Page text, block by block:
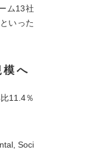
ム13社
いった
へ
11.4％
Soci